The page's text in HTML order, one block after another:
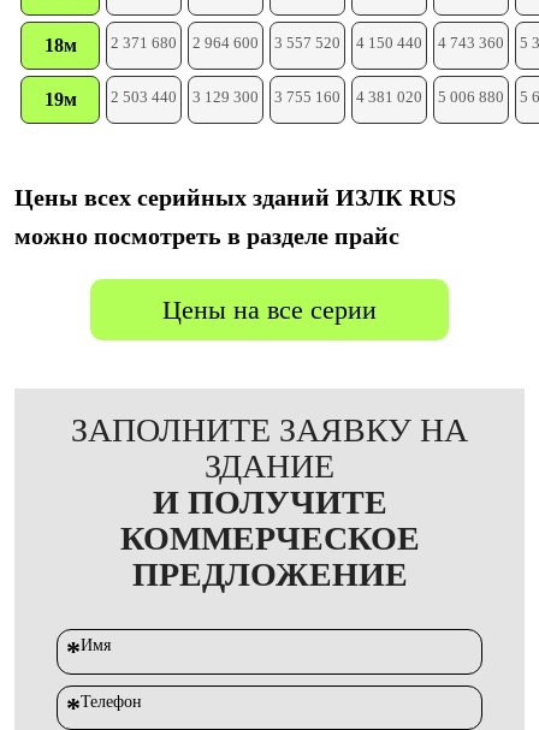
18м 2 371 680 2 964 600 3 557 520 4 150 440 4 743 360 5
19м 2 503 440 3 129 300 3 755 160 4 381 020 5 006 880 5
Цены всех серийных зданий ИЗЛК RUS
можно посмотреть в разделе прайс
Цены на все серии
ЗАПОЛНИТЕ ЗАЯВКУ НА
ЗДАНИЕ
И ПОЛУЧИТЕ
КОММЕРЧЕСКОЕ
ПРЕДЛОЖЕНИЕ
*Имя
*Телефон